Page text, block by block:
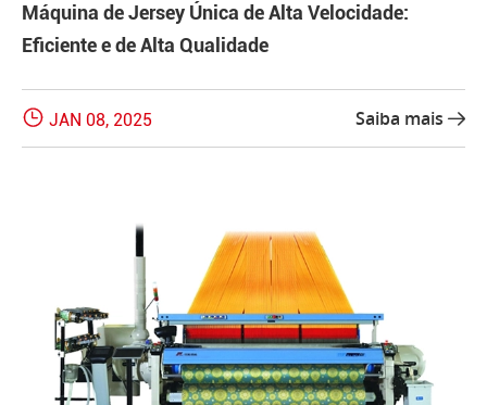
Máquina de Jersey Única de Alta Velocidade:
Eficiente e de Alta Qualidade
 JAN 08, 2025 Saiba mais 